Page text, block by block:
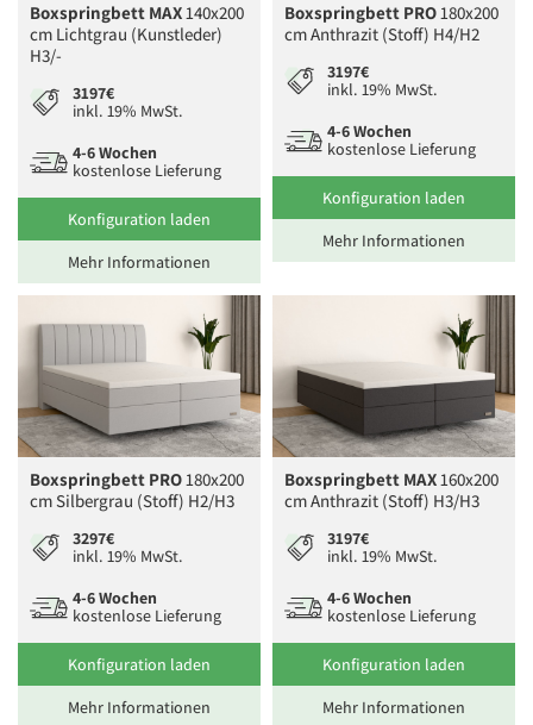
Boxspringbett MAX140x200
cm Lichtgrau (Kunstleder)
H3/-
3197€
inkl. 19% MwSt.
4-6 Wochen
kostenlose Lieferung
Konfiguration laden
Mehr Informationen
Boxspringbett PRO180x200
cm Anthrazit (Stoff) H4/H2
3197€
inkl. 19% MwSt.
4-6 Wochen
kostenlose Lieferung
Konfiguration laden
Mehr Informationen
Boxspringbett PRO180x200
cm Silbergrau (Stoff) H2/H3
3297€
inkl. 19% MwSt.
4-6 Wochen
kostenlose Lieferung
Konfiguration laden
Mehr Informationen
Boxspringbett MAX160x200
cm Anthrazit (Stoff) H3/H3
3197€
inkl. 19% MwSt.
4-6 Wochen
kostenlose Lieferung
Konfiguration laden
Mehr Informationen